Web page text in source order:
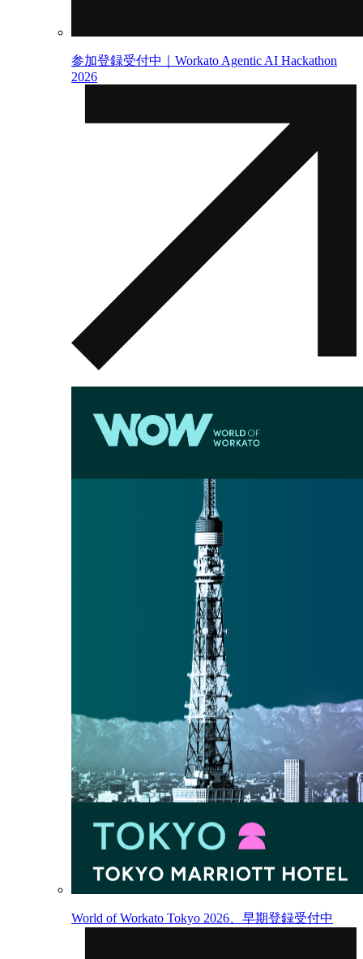
参加登録受付中｜Workato Agentic AI Hackathon
2026
World of Workato Tokyo 2026、早期登録受付中